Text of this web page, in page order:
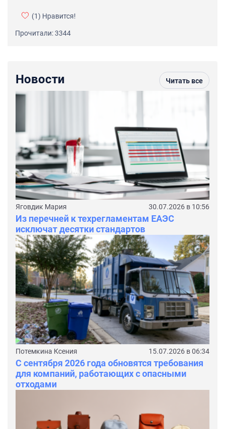
(1) Нравится!
Прочитали: 3344
Новости Читать все
Яговдик Мария 30.07.2026 в 10:56
Из перечней к техрегламентам ЕАЭС
исключат десятки стандартов
Потемкина Ксения 15.07.2026 в 06:34
С сентября 2026 года обновятся требования
для компаний, работающих с опасными
отходами